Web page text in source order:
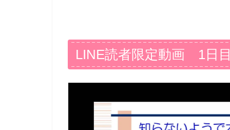
LINE読者限定動画 1日